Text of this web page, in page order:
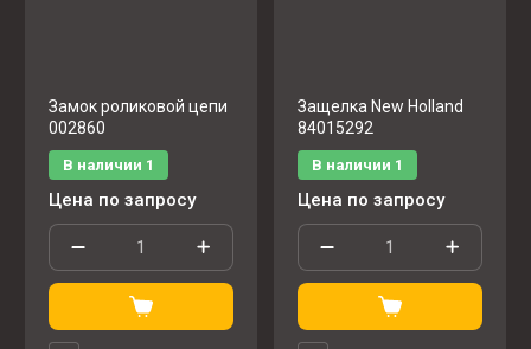
Замок роликовой цепи
002860
В наличии 1
Цена по запросу
Защелка New Holland
84015292
В наличии 1
Цена по запросу